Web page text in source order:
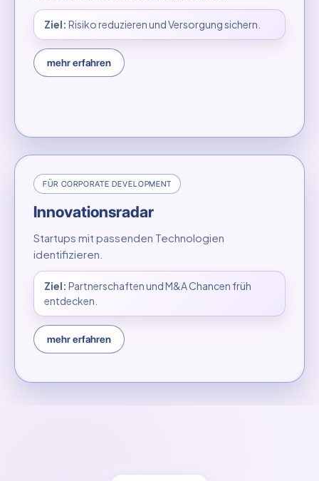
Ziel: Risiko reduzieren und Versorgung sichern.
mehr erfahren
FÜR CORPORATE DEVELOPMENT
Innovationsradar
Startups mit passenden Technologien
identifizieren.
Ziel: Partnerschaften und M&A Chancen früh
entdecken.
mehr erfahren